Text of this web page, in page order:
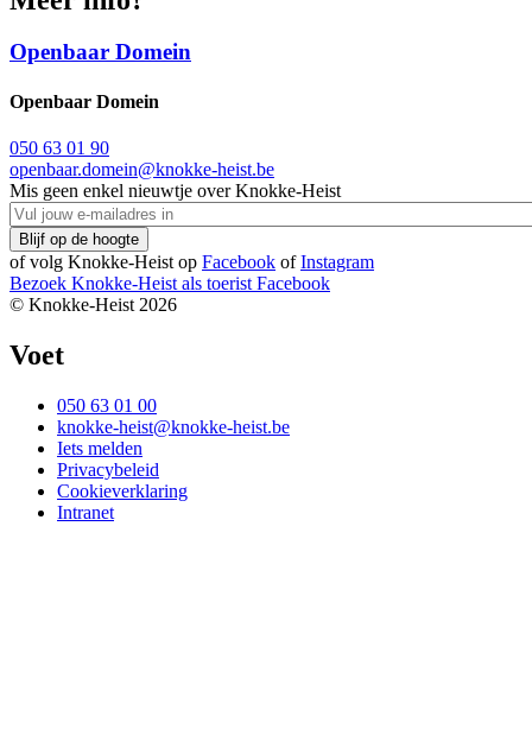
Openbaar Domein
Openbaar Domein
050 63 01 90
openbaar.domein@knokke-heist.be
Mis geen enkel nieuwtje over Knokke-Heist
of volg Knokke-Heist op Facebook ofInstagram
Bezoek Knokke-Heist als toerist Facebook
© Knokke-Heist 2026
Voet
050 63 01 00
knokke-heist@knokke-heist.be
Iets melden
Privacybeleid
Cookieverklaring
Intranet